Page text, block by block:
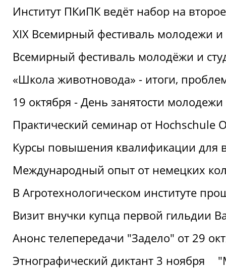
Институт ПКиПК ведёт набор на
XIX Всемирный фестиваль молодежи
Всемирный фестиваль молодёжи и
«Школа животновода» - итоги,
19 октября - День занятости молодежи
Практический семинар от Hochschule
Курсы повышения квалификации для
Международный опыт от немецких
В Агротехнологическом институте
Визит внучки купца первой гильдии
Анонс телепередачи "Задело" от 29
Этнографический диктант 3 ноября